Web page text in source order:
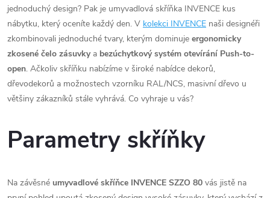
jednoduchý design? Pak je umyvadlová skříňka INVENCE kus
nábytku, který oceníte každý den. V kolekci INVENCE naši designéři
zkombinovali jednoduché tvary, kterým dominuje ergonomicky
zkosené čelo zásuvky a bezúchytkový systém otevírání Push-to-
open. Ačkoliv skříňku nabízíme v široké nabídce dekorů,
dřevodekorů a možnostech vzorníku RAL/NCS, masivní dřevo u
většiny zákazníků stále vyhrává. Co vyhraje u vás?
Parametry skříňky
Na závěsné umyvadlové skříňce INVENCE SZZO 80 vás jistě na